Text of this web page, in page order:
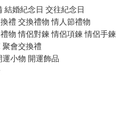
結婚紀念日 交往紀念日
禮 交換禮物 情人節禮物
物 情侶對鍊 情侶項鍊 情侶手鍊
會交換禮
小物 開運飾品